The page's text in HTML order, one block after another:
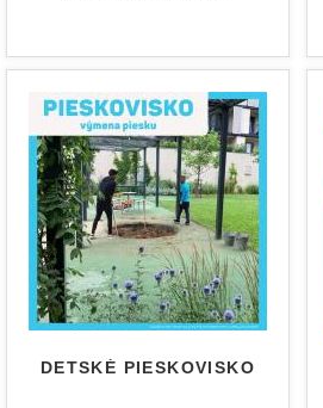
DETSKÉ PIESKOVISKO